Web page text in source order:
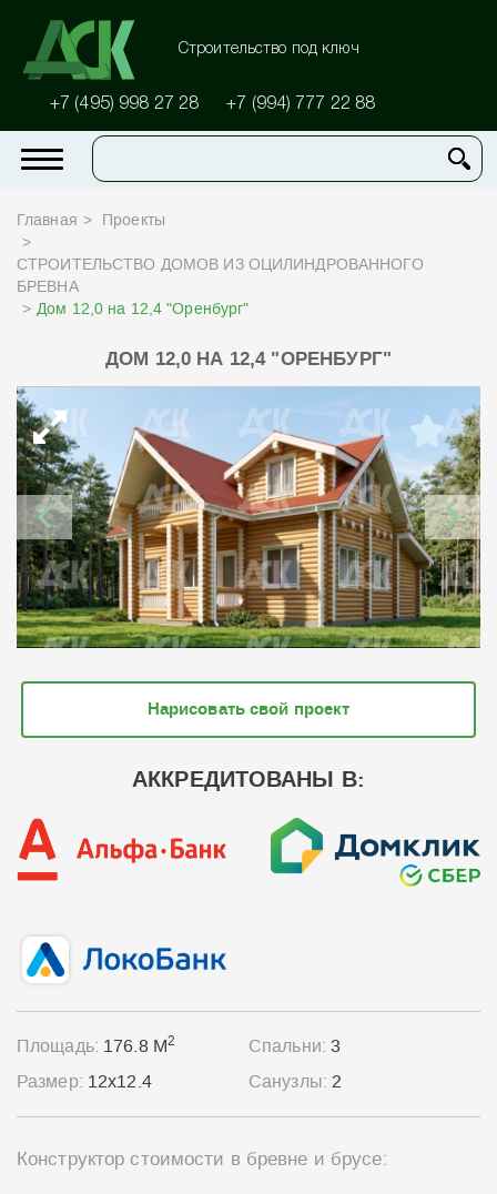
Строительство под ключ
+7 (495) 998 27 28 +7 (994) 777 22 88
Главная Проекты
СТРОИТЕЛЬСТВО ДОМОВ ИЗ ОЦИЛИНДРОВАННОГО
БРЕВНА
Дом 12,0 на 12,4 "Оренбург"
ДОМ 12,0 НА 12,4 "ОРЕНБУРГ"
Нарисовать свой проект
АККРЕДИТОВАНЫ В:
Площадь: 176.8 М2
Размер: 12x12.4
Спальни:3
Санузлы:2
Конструктор стоимости в бревне и брусе: